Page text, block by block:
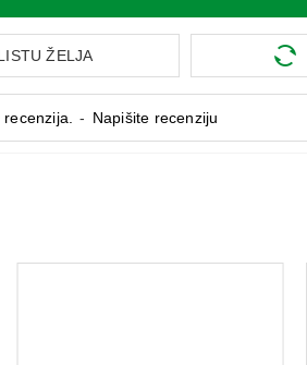
- Napišite recenziju
ŽELJA